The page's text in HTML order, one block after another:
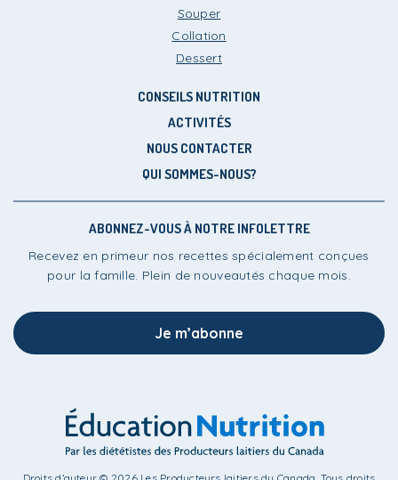
Souper
Collation
Dessert
CONSEILS NUTRITION
ACTIVITÉS
NOUS CONTACTER
QUI SOMMES-NOUS?
ABONNEZ-VOUS À NOTRE INFOLETTRE
Recevez en primeur nos recettes spécialement conçues
pour la famille. Plein de nouveautés chaque mois.
Je m’abonne